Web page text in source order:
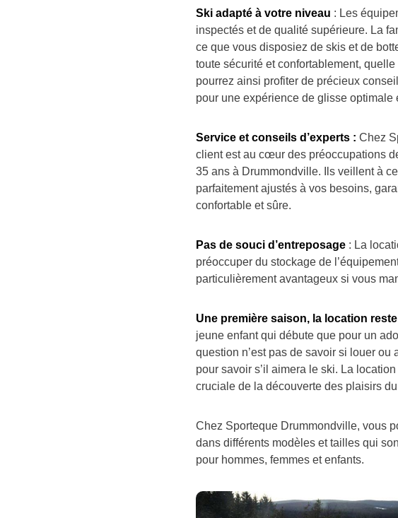
Ski adapté à votre niveau : Les
inspectés et de qualité supérieure. La
ce que vous disposiez de skis et de
toute sécurité et confortablement,
pourrez ainsi profiter de précieux
pour une expérience de glisse optimale
Service et conseils d’experts : Chez
client est au cœur des préoccupations
35 ans à Drummondville. Ils veillent à
parfaitement ajustés à vos besoins,
confortable et sûre.
Pas de souci d’entreposage : La
préoccuper du stockage de
particulièrement avantageux si vous
Une première saison, la location
jeune enfant qui débute que pour un
question n’est pas de savoir si louer ou
pour savoir s’il aimera le ski. La
cruciale de la découverte des plaisirs
Chez Sporteque Drummondville, vous
dans différents modèles et tailles qui
pour hommes, femmes et enfants.